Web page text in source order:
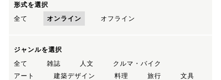
形式を選択
全て
オンライン オフライン
ジャンルを選択
全て
雑誌 人文
クルマ・バイク
アート
建築デザイン 料理 旅行
文具